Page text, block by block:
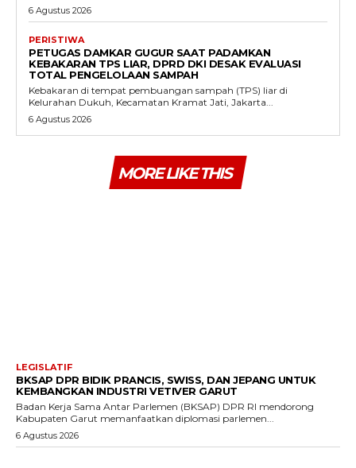
6 Agustus 2026
PERISTIWA
PETUGAS DAMKAR GUGUR SAAT PADAMKAN
KEBAKARAN TPS LIAR, DPRD DKI DESAK EVALUASI
TOTAL PENGELOLAAN SAMPAH
Kebakaran di tempat pembuangan sampah (TPS) liar di
Kelurahan Dukuh, Kecamatan Kramat Jati, Jakarta...
6 Agustus 2026
MORE LIKE THIS
LEGISLATIF
BKSAP DPR BIDIK PRANCIS, SWISS, DAN JEPANG UNTUK
KEMBANGKAN INDUSTRI VETIVER GARUT
Badan Kerja Sama Antar Parlemen (BKSAP) DPR RI mendorong
Kabupaten Garut memanfaatkan diplomasi parlemen...
6 Agustus 2026